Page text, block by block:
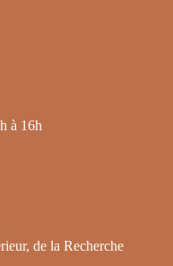
à 16h
de la Recherche